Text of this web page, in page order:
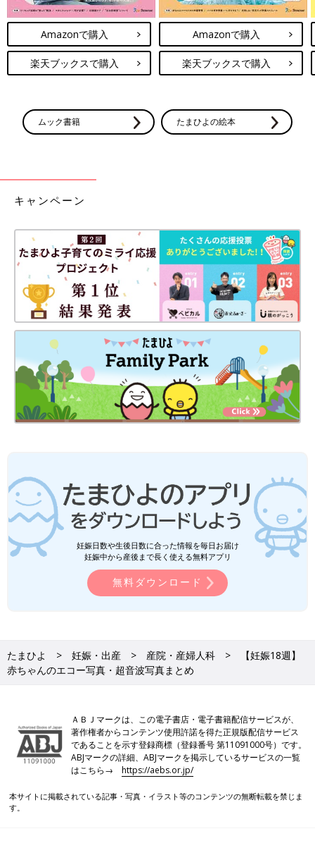
Amazonで購入
楽天ブックスで購入
Amazonで購入
楽天ブックスで購入
ムック書籍 たまひよの絵本
キャンペーン
妊娠日数や生後日数に合った情報を毎日お届け
妊娠中から産後まで長く使える無料アプリ
無料ダウンロード
たまひよ 妊娠・出産 産院・産婦人科
【妊娠18週】
赤ちゃんのエコー写真・超音波写真まとめ
ＡＢＪマークは、この電子書店・電子書籍配信サービスが、
著作権者からコンテンツ使用許諾を得た正規版配信サービス
であることを示す登録商標（登録番号 第11091000号）です。
ABJマークの詳細、ABJマークを掲示しているサービスの一覧
はこちら→https://aebs.or.jp/
本サイトに掲載されている記事・写真・イラスト等のコンテンツの無断転載を禁じま
す。